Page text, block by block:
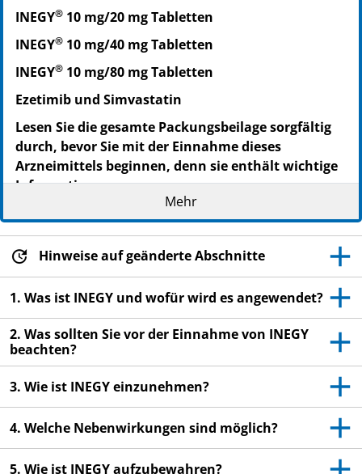
INEGY® 10 mg/20 mg Tabletten
INEGY® 10 mg/40 mg Tabletten
INEGY® 10 mg/80 mg Tabletten
Ezetimib und Simvastatin
Lesen Sie die gesamte Packungsbeilage sorgfältig
durch, bevor Sie mit der Einnahme dieses
Arzneimittels beginnen, denn sie enthält wichtige
Informationen.
Heben Sie die Packungsbeilage auf. Vielleicht
möchten Sie diese später nochmals lesen.
Wenn Sie weitere Fragen haben, wenden Sie sich
Dieses Arzneimittel wurde Ihnen persönlich
verschrieben. Geben Sie es nicht an Dritte weiter.
Es kann anderen Menschen schaden, auch wenn
diese die gleichen Beschwerden haben wie Sie.
Wenn Sie Nebenwirkungen bemerken, wenden Sie
sich an Ihren Arzt oder Apotheker. Dies gilt auch
für Nebenwirkungen, die nicht in dieser
Packungsbeilage angegeben sind. Siehe Abschnitt
4.
Mehr
Hinweise auf geänderte Abschnitte
1. Was ist INEGY und wofür wird es angewendet?
2. Was sollten Sie vor der Einnahme von INEGY
beachten?
3. Wie ist INEGY einzunehmen?
4. Welche Nebenwirkungen sind möglich?
5. Wie ist INEGY aufzubewahren?